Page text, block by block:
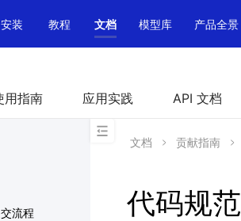
安装
教程 文档 模型库 产品全景
用指南 应用实践 API 文档
流程
文档 贡献指南
代码规范